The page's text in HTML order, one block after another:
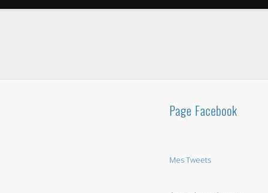
Page Facebook
Mes Tweets